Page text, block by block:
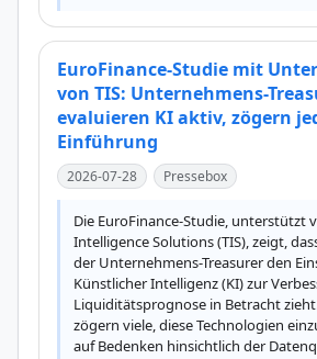
EuroFinance-Studie mit
von TIS: Unternehmens-
evaluieren KI aktiv, zögern
Einführung
2026-07-28 Pressebox
Die EuroFinance-Studie, unterstützt
Intelligence Solutions (TIS), zeigt,
der Unternehmens-Treasurer den
Künstlicher Intelligenz (KI) zur
Liquiditätsprognose in Betracht
zögern viele, diese Technologien
auf Bedenken hinsichtlich der